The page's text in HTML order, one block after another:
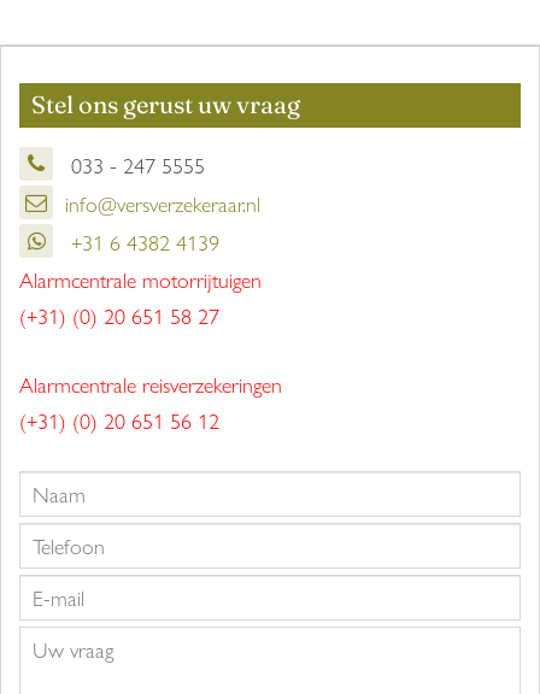
Stel ons gerust uw vraag
033 - 247 5555
info@versverzekeraar.nl
+31 6 4382 4139
Alarmcentrale motorrijtuigen
(+31) (0) 20 651 58 27
Alarmcentrale reisverzekeringen
(+31) (0) 20 651 56 12